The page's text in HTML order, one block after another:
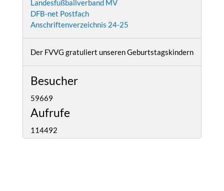
Landesfußballverband MV
DFB-net Postfach
Anschriftenverzeichnis 24-25
Der FVVG gratuliert unseren Geburtstagskindern
Besucher
59669
Aufrufe
114492